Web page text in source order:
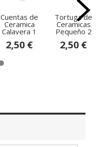
Cuentas de
Ceramica
Calavera 1
2,50 €
Tortuga de
Ceramicas
Pequeño 2
2,50 €